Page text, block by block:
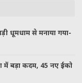
बड़ी धूमधाम से मनाया गया-
में बड़ा कदम, 45 नए ईको